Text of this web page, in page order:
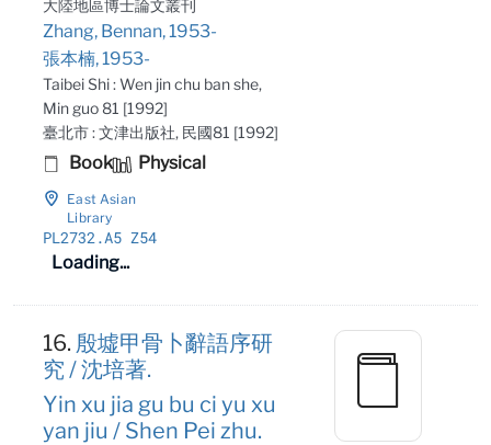
大陸地區博士論文叢刊
Zhang, Bennan, 1953-
張本楠, 1953-
Taibei Shi : Wen jin chu ban she,
Min guo 81 [1992]
臺北市 : 文津出版社, 民國81 [1992]
Book Physical
East Asian
Library
PL2732.A5 Z54
Loading...
16. 殷墟甲骨卜辭語序研
究 / 沈培著.
Yin xu jia gu bu ci yu xu
yan jiu / Shen Pei zhu.